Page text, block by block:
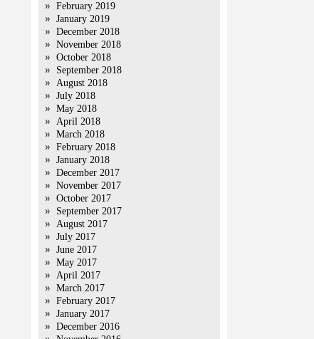
February 2019
January 2019
December 2018
November 2018
October 2018
September 2018
August 2018
July 2018
May 2018
April 2018
March 2018
February 2018
January 2018
December 2017
November 2017
October 2017
September 2017
August 2017
July 2017
June 2017
May 2017
April 2017
March 2017
February 2017
January 2017
December 2016